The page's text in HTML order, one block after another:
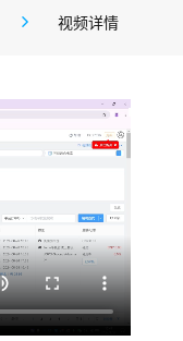
视频详情